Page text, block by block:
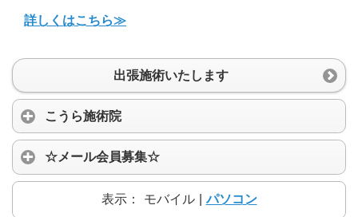
詳しくはこちら≫
出張施術いたします
こうら施術院
☆メール会員募集☆
表示： モバイル パソコン